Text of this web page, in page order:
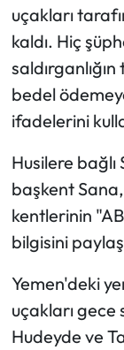
uçakları
kaldı. Hiç
bedel
ifadelerini
Husilere
başkent
kentlerinin
bilgisini
Yemen'deki
uçakları
Hudeyde ve